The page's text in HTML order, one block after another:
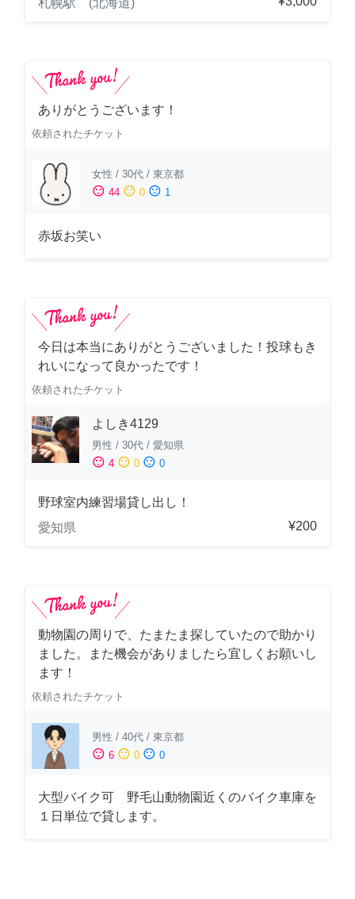
ありがとうございます！
依頼されたチケット
女性 / 30代 / 東京都
sentiment_satisfied 44 sentiment_neutral 0 sentiment_dissatisfied 1
赤坂お笑い
今日は本当にありがとうございました！投球もき
れいになって良かったです！
依頼されたチケット
よしき4129
男性 / 30代 / 愛知県
sentiment_satisfied 4 sentiment_neutral 0 sentiment_dissatisfied 0
野球室内練習場貸し出し！
愛知県
¥200
動物園の周りで、たまたま探していたので助かり
ました。また機会がありましたら宜しくお願いし
ます！
依頼されたチケット
男性 / 40代 / 東京都
sentiment_satisfied 6 sentiment_neutral 0 sentiment_dissatisfied 0
大型バイク可 野毛山動物園近くのバイク車庫を
１日単位で貸します。